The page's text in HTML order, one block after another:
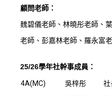
顧問老師：
魏碧儀老師、林曉彤老師、
老師、彭嘉林老師、羅永富
25/26學年社幹事成員：
4A(MC) 吳梓彤 社